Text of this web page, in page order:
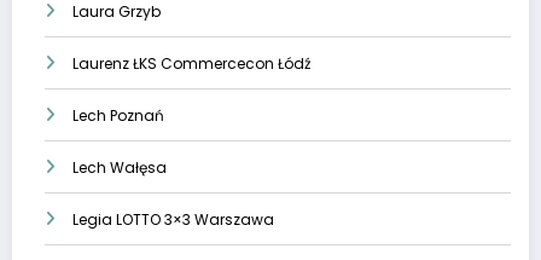
Laura Grzyb
Laurenz ŁKS Commercecon Łódź
Lech Poznań
Lech Wałęsa
Legia LOTTO 3×3 Warszawa